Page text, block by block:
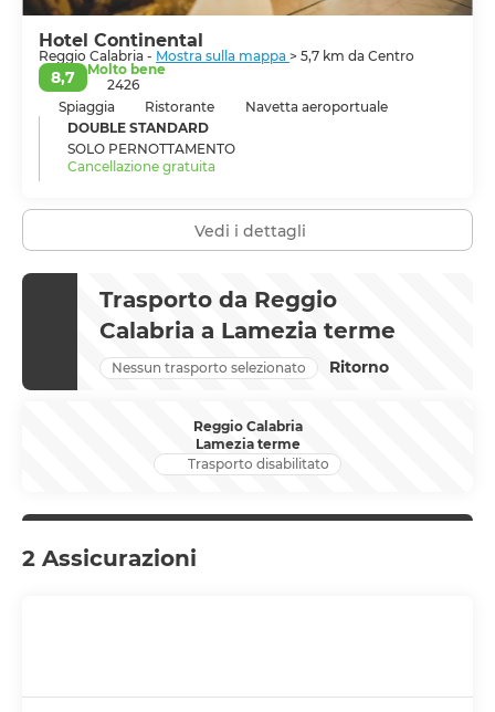
Hotel Continental
Reggio Calabria - Mostra sulla mappa > 5,7 km da Centro
8,7
Molto bene
2426
Spiaggia
Ristorante
Navetta aeroportuale
DOUBLE STANDARD
SOLO PERNOTTAMENTO
Cancellazione gratuita
Vedi i dettagli
Trasporto da Reggio
Calabria a Lamezia terme
Nessun trasporto selezionato Ritorno
Reggio Calabria
Lamezia terme
Trasporto disabilitato
2 Assicurazioni